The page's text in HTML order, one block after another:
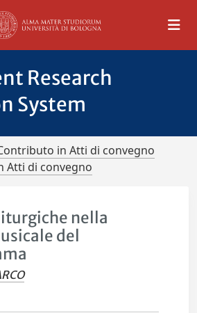
Research
System
in Atti di convegno
Atti di convegno
nella
del